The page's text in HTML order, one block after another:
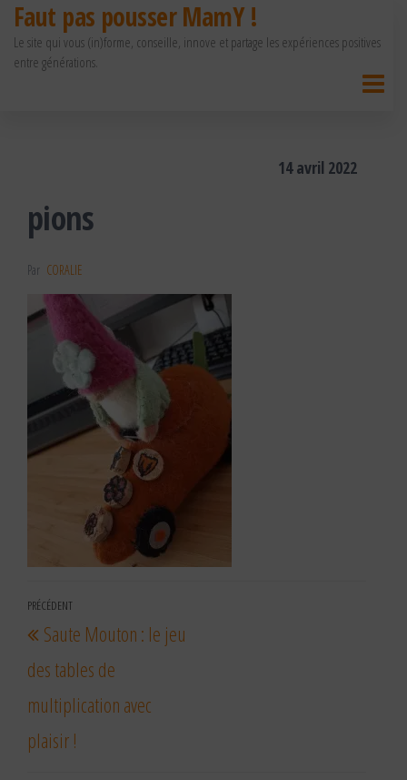
Passer
Faut pas pousser MamY !
Le site qui vous (in)forme, conseille, innove et partage les expériences positives
entre générations.
14 avril 2022
pions
Par CORALIE
Navigation
de
l’article
Article
précédent
PRÉCÉDENT
Saute Mouton : le jeu
des tables de
multiplication avec
plaisir !